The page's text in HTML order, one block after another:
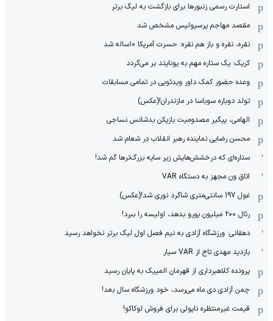
استارت رسمی زنبورها برای بازگشت به لیگ برتر
مقصد مهاجم پرسپولیس مشخص شد
نقره، نقره و باز هم نقره: حسرت آمریکا ۱۰‌ساله شد
کریک: یک ستاره مهم به یونایتد بر می‌گردد
وعده حضور کمک داور ویدئویی در تمامی مسابقات
تولد دوباره سوباسا در مازندران!(عکس)
الهامی، پیگیر مصدومیت بازیکن بدشانس نساجی
محسن رضایی نماینده رهبر انقلاب در شعام شد
ستاره‌ای که درخشش‌هایش زیر سایه بزرگ‌ترها گم شد!
اتاق ون مجهز به دستگاه VAR
غول 197 سانتی‌متری شاگرد نوری شد!(عکس)
رئال ۲۰۰ میلیون یورو بدهد، اولیسه را ببرد!
دهقانی: ورزشگاه آزادی به نیم فصل اول لیگ برتر نخواهد رسید
بازدید مهدی تاج از VAR سیار
پرونده کلاهبرداری از قهرمان المپیک به پایان رسید
چمن آزادی دی ماه می‌رسد، خود ورزشگاه سال بعد!
قیمت غیرمنتظره ناپولی برای فروش لوکاکو!